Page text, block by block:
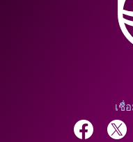
เชื่